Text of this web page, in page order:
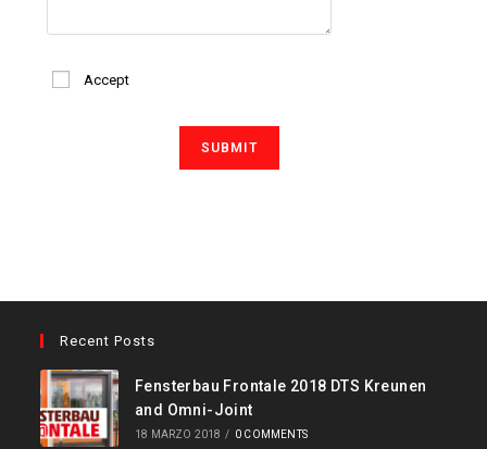
Accept
Recent Posts
Fensterbau Frontale 2018 DTS Kreunen
and Omni-Joint
18 MARZO 2018 / 0 COMMENTS